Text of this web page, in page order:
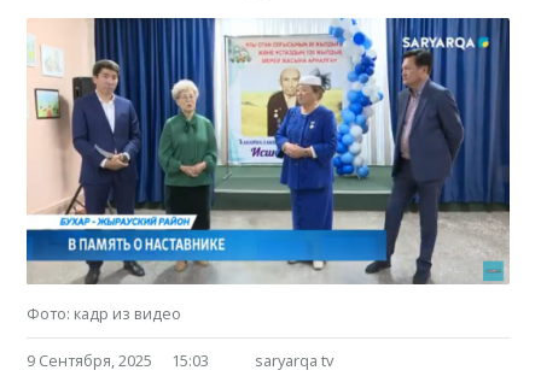
Фото: кадр из видео
9 Сентября, 2025 15:03 saryarqa tv